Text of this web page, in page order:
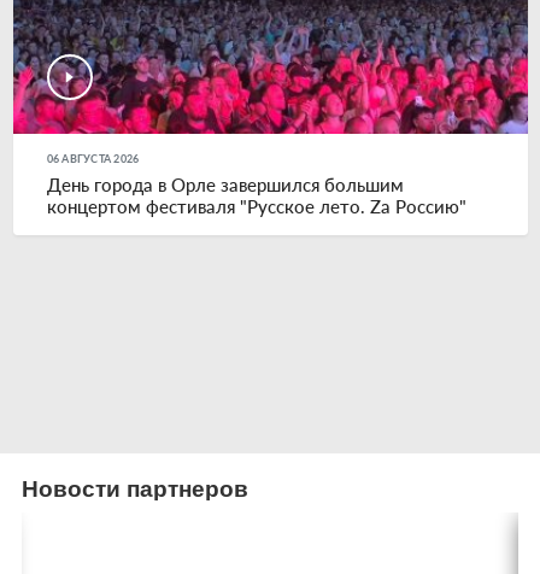
06 АВГУСТА 2026
День города в Орле завершился большим
концертом фестиваля "Русское лето. Zа Россию"
Новости партнеров